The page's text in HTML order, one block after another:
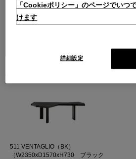
511 VENTAGLIO（BK）
（W2350xD1570xH730 ブラック
「Cookieポリシー」のページでいつ
けます
詳細設定